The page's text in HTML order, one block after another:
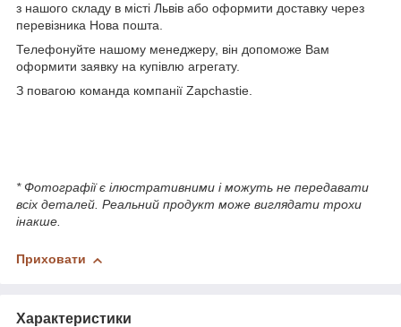
з нашого складу в місті Львів або оформити доставку через
перевізника Нова пошта.
Телефонуйте нашому менеджеру, він допоможе Вам
оформити заявку на купівлю агрегату.
З повагою команда компанії Zapchastie.
* Фотографії є ілюстративними і можуть не передавати
всіх деталей. Реальний продукт може виглядати трохи
інакше.
Приховати
Характеристики